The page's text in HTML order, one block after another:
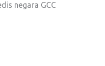
negara GCC